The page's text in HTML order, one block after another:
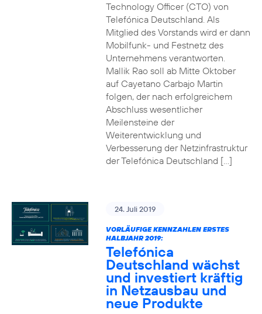
Technology Officer (CTO) von
Telefónica Deutschland. Als
Mitglied des Vorstands wird er dann
Mobilfunk- und Festnetz des
Unternehmens verantworten.
Mallik Rao soll ab Mitte Oktober
auf Cayetano Carbajo Martin
folgen, der nach erfolgreichem
Abschluss wesentlicher
Meilensteine der
Weiterentwicklung und
Verbesserung der Netzinfrastruktur
der Telefónica Deutschland […]
24. Juli 2019
VORLÄUFIGE KENNZAHLEN ERSTES
HALBJAHR 2019:
Telefónica
Deutschland wächst
und investiert kräftig
in Netzausbau und
neue Produkte